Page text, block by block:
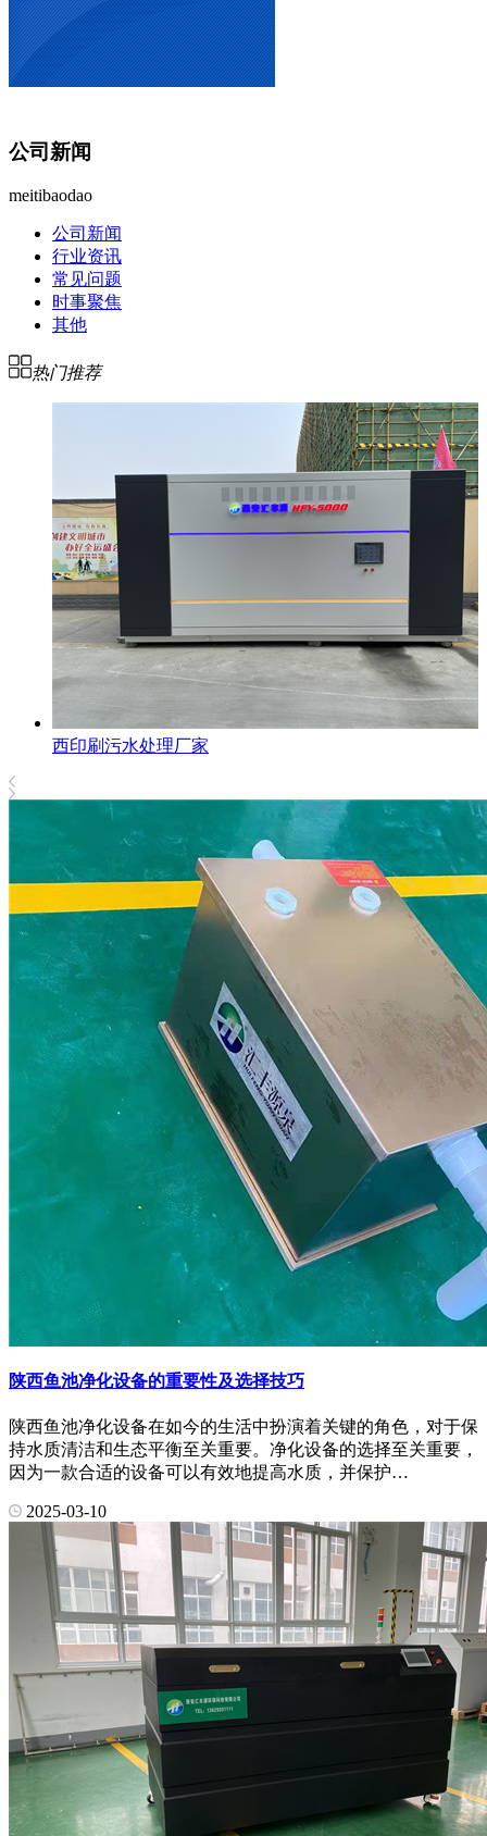
公司新闻
meitibaodao
公司新闻
行业资讯
常见问题
时事聚焦
其他
热门推荐
西印刷污水处理厂家
陕西鱼池净化设备的重要性及选择技巧
陕西鱼池净化设备在如今的生活中扮演着关键的角色，对于保
持水质清洁和生态平衡至关重要。净化设备的选择至关重要，
因为一款合适的设备可以有效地提高水质，并保护…
2025-03-10